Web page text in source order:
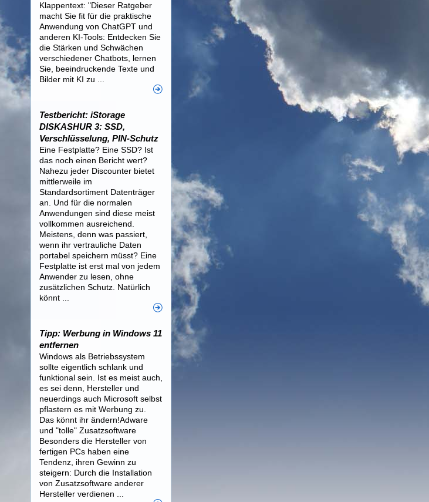
Klappentext: "Dieser Ratgeber
macht Sie fit für die praktische
Anwendung von ChatGPT und
anderen KI-Tools: Entdecken Sie
die Stärken und Schwächen
verschiedener Chatbots, lernen
Sie, beeindruckende Texte und
Bilder mit KI zu ...
Testbericht: iStorage
DISKASHUR 3: SSD,
Verschlüsselung, PIN-Schutz
Eine Festplatte? Eine SSD? Ist
das noch einen Bericht wert?
Nahezu jeder Discounter bietet
mittlerweile im
Standardsortiment Datenträger
an. Und für die normalen
Anwendungen sind diese meist
vollkommen ausreichend.
Meistens, denn was passiert,
wenn ihr vertrauliche Daten
portabel speichern müsst? Eine
Festplatte ist erst mal von jedem
Anwender zu lesen, ohne
zusätzlichen Schutz. Natürlich
könnt ...
Tipp: Werbung in Windows 11
entfernen
Windows als Betriebssystem
sollte eigentlich schlank und
funktional sein. Ist es meist auch,
es sei denn, Hersteller und
neuerdings auch Microsoft selbst
pflastern es mit Werbung zu.
Das könnt ihr ändern!Adware
und "tolle" Zusatzsoftware
Besonders die Hersteller von
fertigen PCs haben eine
Tendenz, ihren Gewinn zu
steigern: Durch die Installation
von Zusatzsoftware anderer
Hersteller verdienen ...